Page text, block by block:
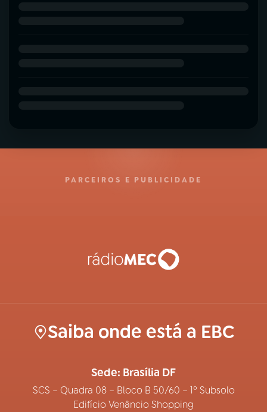
PARCEIROS E PUBLICIDADE
Saiba onde está a EBC
Sede: Brasília DF
SCS – Quadra 08 – Bloco B 50/60 – 1º Subsolo
Edifício Venâncio Shopping